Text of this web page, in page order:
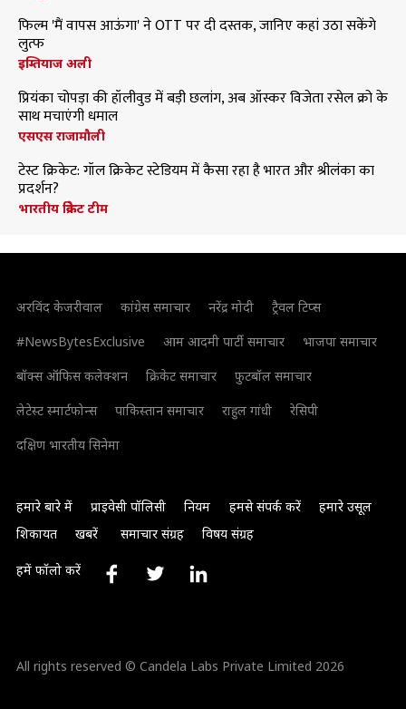
फिल्म 'मैं वापस आऊंगा' ने OTT पर दी दस्तक, जानिए कहां उठा सकेंगे
लुत्फ
इम्तियाज अली
प्रियंका चोपड़ा की हॉलीवुड में बड़ी छलांग, अब ऑस्कर विजेता रसेल क्रो के
साथ मचाएंगी धमाल
एसएस राजामौली
टेस्ट क्रिकेट: गॉल क्रिकेट स्टेडियम में कैसा रहा है भारत और श्रीलंका का
प्रदर्शन?
भारतीय क्रिकेट टीम
अरविंद केजरीवाल कांग्रेस समाचार नरेंद्र मोदी
ट्रैवल टिप्स
#NewsBytesExclusive
आम आदमी पार्टी समाचार
भाजपा समाचार
बॉक्स ऑफिस कलेक्शन
क्रिकेट समाचार
फुटबॉल समाचार
लेटेस्ट स्मार्टफोन्स
पाकिस्तान समाचार राहुल गांधी
रेसिपी
दक्षिण भारतीय सिनेमा
हमारे बारे में प्राइवेसी पॉलिसी नियम हमसे संपर्क करें
हमारे उसूल
शिकायत
खबरें समाचार संग्रह विषय संग्रह
हमें फॉलो करें
All rights reserved © Candela Labs Private Limited 2026